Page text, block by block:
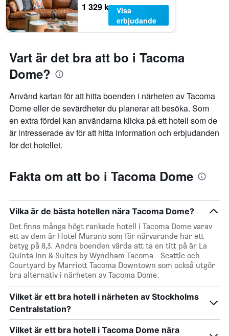
1 329 kr Visa
erbjudande
Vart är det bra att bo i Tacoma
Dome?
Använd kartan för att hitta boenden i närheten av Tacoma
Dome eller de sevärdheter du planerar att besöka. Som
en extra fördel kan användarna klicka på ett hotell som de
är intresserade av för att hitta information och erbjudanden
för det hotellet.
Fakta om att bo i Tacoma Dome
Vilka är de bästa hotellen nära Tacoma Dome?
Det finns många högt rankade hotell i Tacoma Dome varav
ett av dem är Hotel Murano som för närvarande har ett
betyg på 8,3. Andra boenden värda att ta en titt på är La
Quinta Inn & Suites by Wyndham Tacoma - Seattle och
Courtyard by Marriott Tacoma Downtown som också utgör
bra alternativ i närheten av Tacoma Dome.
Vilket är ett bra hotell i närheten av Stockholms
Centralstation?
Vilket är ett bra hotell i Tacoma Dome nära